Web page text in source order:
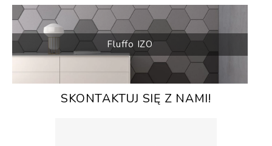
Fluffo IZO
SKONTAKTUJ SIĘ Z NAMI!